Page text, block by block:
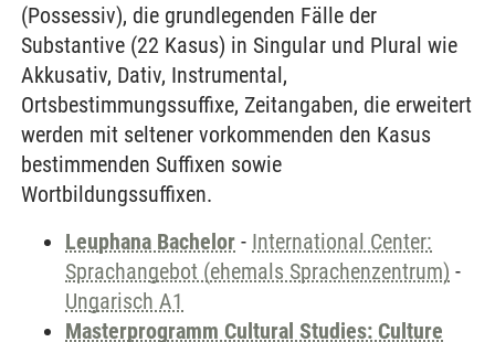
(Possessiv), die grundlegenden Fälle der
Substantive (22 Kasus) in Singular und Plural wie
Akkusativ, Dativ, Instrumental,
Ortsbestimmungssuffixe, Zeitangaben, die erweitert
werden mit seltener vorkommenden den Kasus
bestimmenden Suffixen sowie
Wortbildungssuffixen.
Leuphana Bachelor - International Center:
Sprachangebot (ehemals Sprachenzentrum) -
Ungarisch A1
Masterprogramm Cultural Studies: Culture